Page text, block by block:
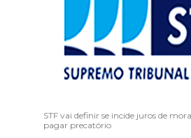
STF vai definir se incide juros de
pagar precatório